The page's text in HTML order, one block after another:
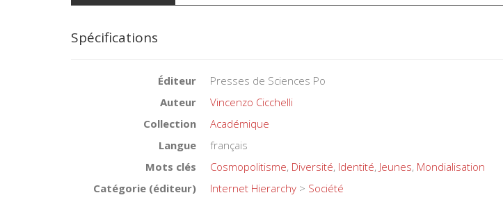
Spécifications
Éditeur
Presses de Sciences Po
Auteur
Vincenzo Cicchelli
Collection
Académique
Langue
français
Mots clés
Cosmopolitisme, Diversité, Identité, Jeunes, Mondialisation
Catégorie (éditeur)
Internet Hierarchy > Société